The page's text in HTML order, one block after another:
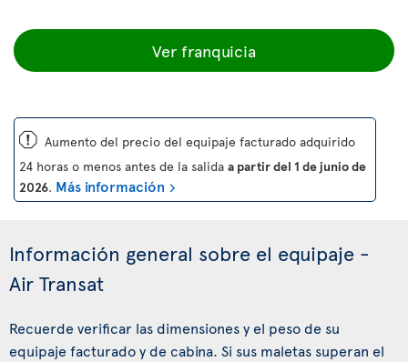
Ver franquicia
ü Aumento del precio del equipaje facturado adquirido
24 horas o menos antes de la salida a partir del 1 de junio de
2026. Más información
Información general sobre el equipaje -
Air Transat
Recuerde verificar las dimensiones y el peso de su
equipaje facturado y de cabina. Si sus maletas superan el